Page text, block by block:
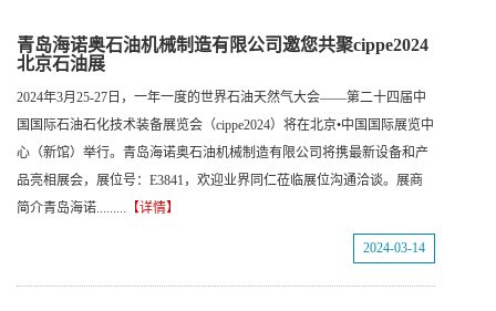
青岛海诺奥石油机械制造有限公司邀您共聚cippe2024
北京石油展
2024年3月25-27日，一年一度的世界石油天然气大会——第二十四届中
国国际石油石化技术装备展览会（cippe2024）将在北京•中国国际展览中
心（新馆）举行。青岛海诺奥石油机械制造有限公司将携最新设备和产
品亮相展会，展位号：E3841，欢迎业界同仁莅临展位沟通洽谈。展商
简介青岛海诺......... 【详情】
2024-03-14